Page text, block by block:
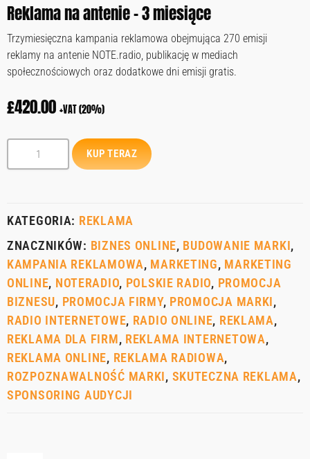
Reklama na antenie – 3 miesiące
Trzymiesięczna kampania reklamowa obejmująca 270 emisji
reklamy na antenie NOTE.radio, publikację w mediach
społecznościowych oraz dodatkowe dni emisji gratis.
£420.00 +VAT (20%)
KUP TERAZ
KATEGORIA: REKLAMA
ZNACZNIKÓW: BIZNES ONLINE, BUDOWANIE MARKI,
KAMPANIA REKLAMOWA, MARKETING, MARKETING
ONLINE, NOTERADIO, POLSKIE RADIO, PROMOCJA
BIZNESU, PROMOCJA FIRMY, PROMOCJA MARKI,
RADIO INTERNETOWE, RADIO ONLINE, REKLAMA,
REKLAMA DLA FIRM, REKLAMA INTERNETOWA,
REKLAMA ONLINE, REKLAMA RADIOWA,
ROZPOZNAWALNOŚĆ MARKI, SKUTECZNA REKLAMA,
SPONSORING AUDYCJI